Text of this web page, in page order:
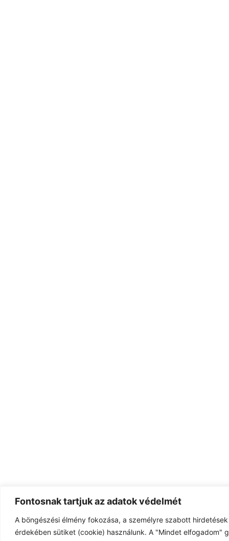
Fontosnak tartjuk az adatok védelmét
A böngészési élmény fokozása, a személyre szabott
érdekében sütiket (cookie) használunk. A "Mindet elfogadom"